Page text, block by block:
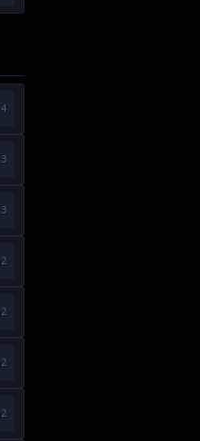
4
3
3
2
2
2
2